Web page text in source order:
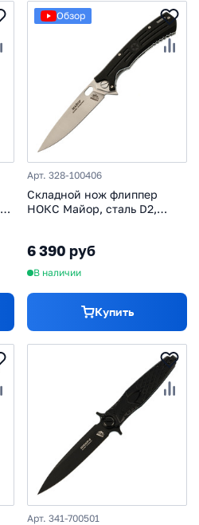
Обзор
Арт. 328-100406
Складной нож флиппер
НОКС Майор, сталь D2,
6 390 руб
В наличии
Купить
Арт. 341-700501